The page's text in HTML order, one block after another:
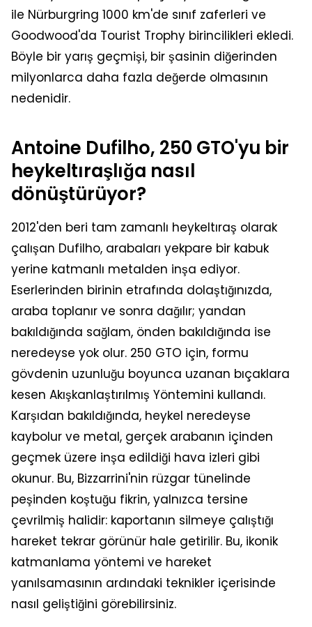
ile Nürburgring 1000 km'de sınıf zaferleri ve
Goodwood'da Tourist Trophy birincilikleri ekledi.
Böyle bir yarış geçmişi, bir şasinin diğerinden
milyonlarca daha fazla değerde olmasının
nedenidir.
Antoine Dufilho, 250 GTO'yu bir
heykeltıraşlığa nasıl
dönüştürüyor?
2012'den beri tam zamanlı heykeltıraş olarak
çalışan Dufilho, arabaları yekpare bir kabuk
yerine katmanlı metalden inşa ediyor.
Eserlerinden birinin etrafında dolaştığınızda,
araba toplanır ve sonra dağılır; yandan
bakıldığında sağlam, önden bakıldığında ise
neredeyse yok olur. 250 GTO için, formu
gövdenin uzunluğu boyunca uzanan bıçaklara
kesen Akışkanlaştırılmış Yöntemini kullandı.
Karşıdan bakıldığında, heykel neredeyse
kaybolur ve metal, gerçek arabanın içinden
geçmek üzere inşa edildiği hava izleri gibi
okunur. Bu, Bizzarrini'nin rüzgar tünelinde
peşinden koştuğu fikrin, yalnızca tersine
çevrilmiş halidir: kaportanın silmeye çalıştığı
hareket tekrar görünür hale getirilir. Bu, ikonik
katmanlama yöntemi ve hareket
yanılsamasının ardındaki teknikler içerisinde
nasıl geliştiğini görebilirsiniz.